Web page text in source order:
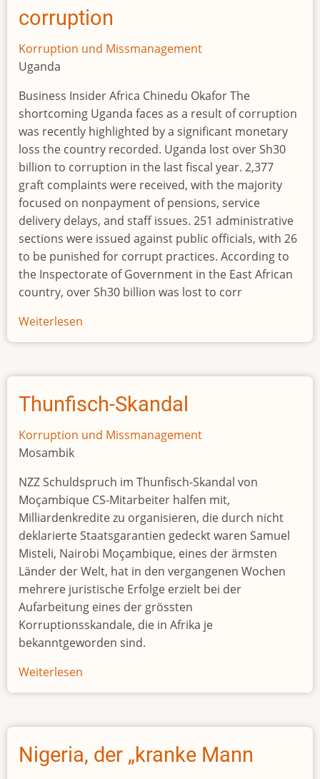
corruption
Korruption und Missmanagement
Uganda
Business Insider Africa Chinedu Okafor The
shortcoming Uganda faces as a result of corruption
was recently highlighted by a significant monetary
loss the country recorded. Uganda lost over Sh30
billion to corruption in the last fiscal year. 2,377
graft complaints were received, with the majority
focused on nonpayment of pensions, service
delivery delays, and staff issues. 251 administrative
sections were issued against public officials, with 26
to be punished for corrupt practices. According to
the Inspectorate of Government in the East African
country, over Sh30 billion was lost to corr
Weiterlesen
26
to
punished
Shs30
billion
to
corruption
Thunfisch-Skandal
Korruption und Missmanagement
Mosambik
NZZ Schuldspruch im Thunfisch-Skandal von
Moçambique CS-Mitarbeiter halfen mit,
Milliardenkredite zu organisieren, die durch nicht
deklarierte Staatsgarantien gedeckt waren Samuel
Misteli, Nairobi Moçambique, eines der ärmsten
Länder der Welt, hat in den vergangenen Wochen
mehrere juristische Erfolge erzielt bei der
Aufarbeitung eines der grössten
Korruptionsskandale, die in Afrika je
bekanntgeworden sind.
Weiterlesen
Thunfisch-
Nigeria, der „kranke Mann